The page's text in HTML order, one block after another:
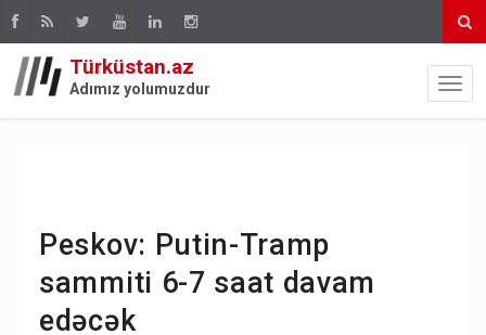
Türküstan.az
Adımız yolumuzdur
Peskov: Putin-Tramp
sammiti 6-7 saat davam
edəcək